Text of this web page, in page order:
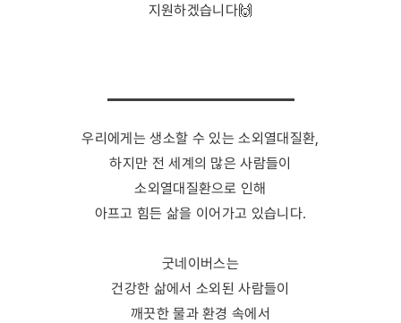
지원하겠습니다🙌
우리에게는 생소할 수 있는 소외열대질환,
하지만 전 세계의 많은 사람들이
소외열대질환으로 인해
아프고 힘든 삶을 이어가고 있습니다.
굿네이버스는
건강한 삶에서 소외된 사람들이
깨끗한 물과 환경 속에서